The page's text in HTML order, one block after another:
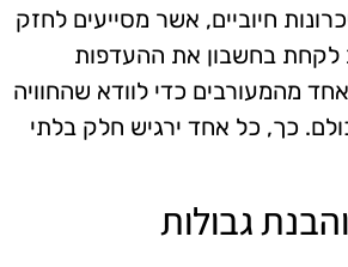
חיוביים, אשר מסייעים לחזק
בחשבון את ההעדפות
מהמעורבים כדי לוודא שהחוויה
כך, כל אחד ירגיש חלק בלתי
גבולות